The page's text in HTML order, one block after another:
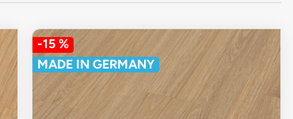
-15 %
MADE IN GERMANY